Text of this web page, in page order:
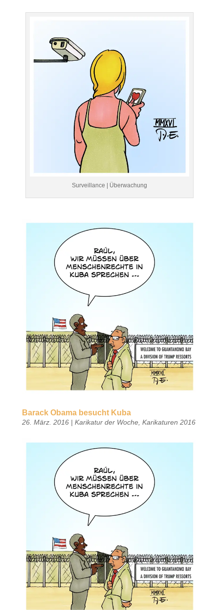
Surveillance | Überwachung
Barack Obama besucht Kuba
26. März. 2016| Karikatur der Woche, Karikaturen 2016